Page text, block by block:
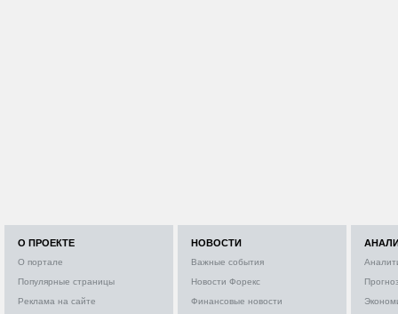
О ПРОЕКТЕ
О портале
Популярные страницы
Реклама на сайте
НОВОСТИ
Важные события
Новости Форекс
Финансовые новости